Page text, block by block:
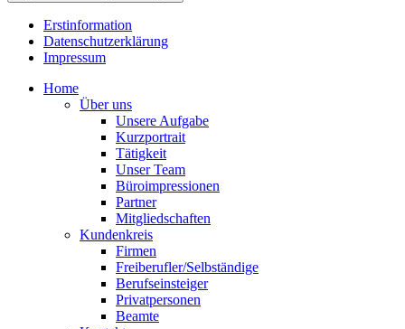
Erstinformation
Datenschutzerklärung
Impressum
Home
Über uns
Unsere Aufgabe
Kurzportrait
Tätigkeit
Unser Team
Büroimpressionen
Partner
Mitgliedschaften
Kundenkreis
Firmen
Freiberufler/Selbständige
Berufseinsteiger
Privatpersonen
Beamte